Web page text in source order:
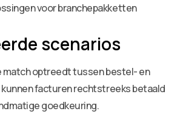
voor branchepakketten
scenarios
match optreedt tussen bestel- en
facturen rechtstreeks betaald
goedkeuring.